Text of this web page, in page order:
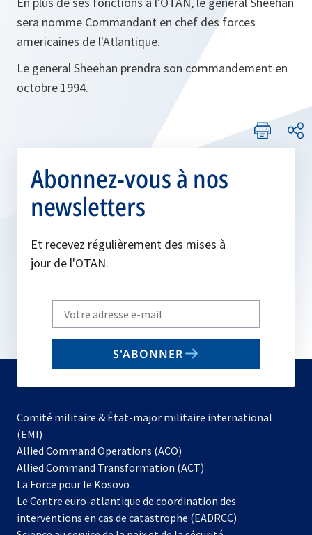
sera nomme Commandant en chef des forces
americaines de l'Atlantique.
Le general Sheehan prendra son commandement en
octobre 1994.
Abonnez-vous à nos
newsletters
Et recevez régulièrement des mises à
jour de l'OTAN.
Write
your
email
S'ABONNER
Comité militaire & État-major militaire international
(EMI)
Allied Command Operations (ACO)
dans
nouvel
onglet
Allied Command Transformation (ACT)
La Force pour le Kosovo
dans
un
Le Centre euro-atlantique de coordination des
interventions en cas de catastrophe (EADRCC)